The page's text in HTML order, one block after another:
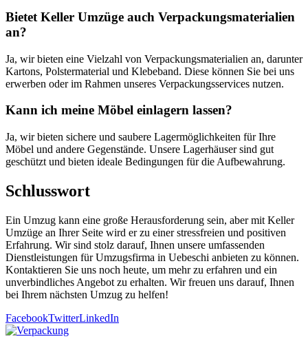
Bietet Keller Umzüge auch Verpackungsmaterialien
an?
Ja, wir bieten eine Vielzahl von Verpackungsmaterialien an, darunter
Kartons, Polstermaterial und Klebeband. Diese können Sie bei uns
erwerben oder im Rahmen unseres Verpackungsservices nutzen.
Kann ich meine Möbel einlagern lassen?
Ja, wir bieten sichere und saubere Lagermöglichkeiten für Ihre
Möbel und andere Gegenstände. Unsere Lagerhäuser sind gut
geschützt und bieten ideale Bedingungen für die Aufbewahrung.
Schlusswort
Ein Umzug kann eine große Herausforderung sein, aber mit Keller
Umzüge an Ihrer Seite wird er zu einer stressfreien und positiven
Erfahrung. Wir sind stolz darauf, Ihnen unsere umfassenden
Dienstleistungen für Umzugsfirma in Uebeschi anbieten zu können.
Kontaktieren Sie uns noch heute, um mehr zu erfahren und ein
unverbindliches Angebot zu erhalten. Wir freuen uns darauf, Ihnen
bei Ihrem nächsten Umzug zu helfen!
FacebookTwitterLinkedIn